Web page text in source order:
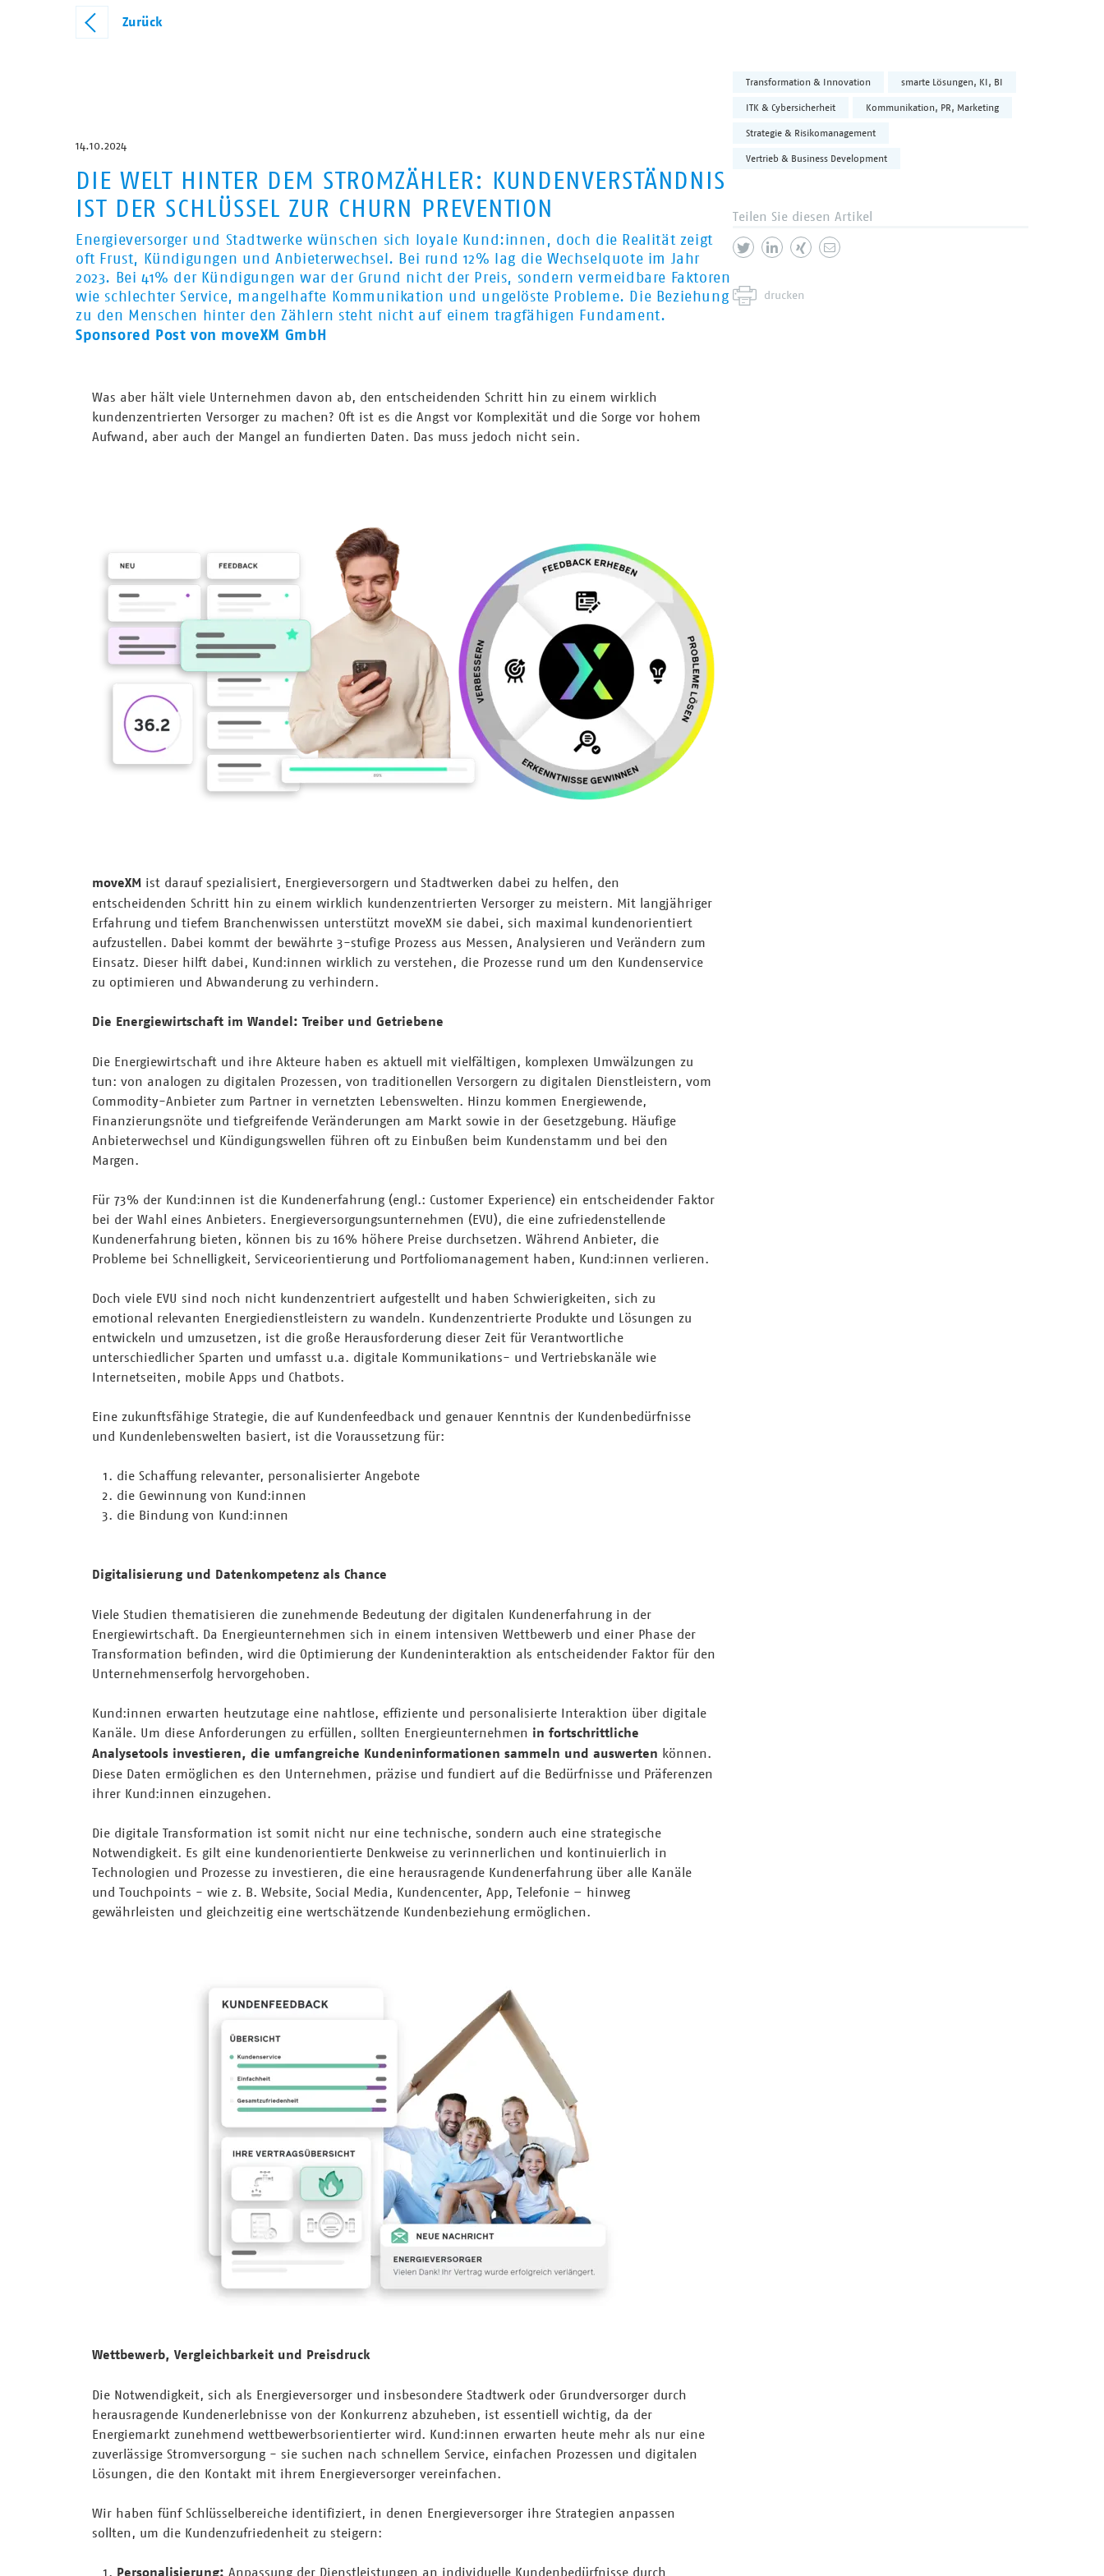
Zurück
14.10.2024
DIE WELT HINTER DEM STROMZÄHLER: KUNDENVERSTÄNDNIS
IST DER SCHLÜSSEL ZUR CHURN PREVENTION
Energieversorger und Stadtwerke wünschen sich loyale Kund:innen, doch die Realität zeigt
oft Frust, Kündigungen und Anbieterwechsel. Bei rund 12% lag die Wechselquote im Jahr
2023. Bei 41% der Kündigungen war der Grund nicht der Preis, sondern vermeidbare Faktoren
wie schlechter Service, mangelhafte Kommunikation und ungelöste Probleme. Die Beziehung
zu den Menschen hinter den Zählern steht nicht auf einem tragfähigen Fundament.
Sponsored Post von moveXM GmbH
Was aber hält viele Unternehmen davon ab, den entscheidenden Schritt hin zu einem wirklich
kundenzentrierten Versorger zu machen? Oft ist es die Angst vor Komplexität und die Sorge vor hohem
Aufwand, aber auch der Mangel an fundierten Daten. Das muss jedoch nicht sein.
moveXM ist darauf spezialisiert, Energieversorgern und Stadtwerken dabei zu helfen, den
entscheidenden Schritt hin zu einem wirklich kundenzentrierten Versorger zu meistern. Mit langjähriger
Erfahrung und tiefem Branchenwissen unterstützt moveXM sie dabei, sich maximal kundenorientiert
aufzustellen. Dabei kommt der bewährte 3-stufige Prozess aus Messen, Analysieren und Verändern zum
Einsatz. Dieser hilft dabei, Kund:innen wirklich zu verstehen, die Prozesse rund um den Kundenservice
zu optimieren und Abwanderung zu verhindern.
Die Energiewirtschaft im Wandel: Treiber und Getriebene
Die Energiewirtschaft und ihre Akteure haben es aktuell mit vielfältigen, komplexen Umwälzungen zu
tun: von analogen zu digitalen Prozessen, von traditionellen Versorgern zu digitalen Dienstleistern, vom
Commodity-Anbieter zum Partner in vernetzten Lebenswelten. Hinzu kommen Energiewende,
Finanzierungsnöte und tiefgreifende Veränderungen am Markt sowie in der Gesetzgebung. Häufige
Anbieterwechsel und Kündigungswellen führen oft zu Einbußen beim Kundenstamm und bei den
Margen.
Für 73% der Kund:innen ist die Kundenerfahrung (engl.: Customer Experience) ein entscheidender Faktor
bei der Wahl eines Anbieters. Energieversorgungsunternehmen (EVU), die eine zufriedenstellende
Kundenerfahrung bieten, können bis zu 16% höhere Preise durchsetzen. Während Anbieter, die
Probleme bei Schnelligkeit, Serviceorientierung und Portfoliomanagement haben, Kund:innen verlieren.
Doch viele EVU sind noch nicht kundenzentriert aufgestellt und haben Schwierigkeiten, sich zu
emotional relevanten Energiedienstleistern zu wandeln. Kundenzentrierte Produkte und Lösungen zu
entwickeln und umzusetzen, ist die große Herausforderung dieser Zeit für Verantwortliche
unterschiedlicher Sparten und umfasst u.a. digitale Kommunikations- und Vertriebskanäle wie
Internetseiten, mobile Apps und Chatbots.
Eine zukunftsfähige Strategie, die auf Kundenfeedback und genauer Kenntnis der Kundenbedürfnisse
und Kundenlebenswelten basiert, ist die Voraussetzung für:
die Schaffung relevanter, personalisierter Angebote
die Gewinnung von Kund:innen
die Bindung von Kund:innen
Digitalisierung und Datenkompetenz als Chance
Viele Studien thematisieren die zunehmende Bedeutung der digitalen Kundenerfahrung in der
Energiewirtschaft. Da Energieunternehmen sich in einem intensiven Wettbewerb und einer Phase der
Transformation befinden, wird die Optimierung der Kundeninteraktion als entscheidender Faktor für den
Unternehmenserfolg hervorgehoben.
Kund:innen erwarten heutzutage eine nahtlose, effiziente und personalisierte Interaktion über digitale
Kanäle. Um diese Anforderungen zu erfüllen, sollten Energieunternehmen in fortschrittliche
Analysetools investieren, die umfangreiche Kundeninformationen sammeln und auswerten können.
Diese Daten ermöglichen es den Unternehmen, präzise und fundiert auf die Bedürfnisse und Präferenzen
ihrer Kund:innen einzugehen.
Die digitale Transformation ist somit nicht nur eine technische, sondern auch eine strategische
Notwendigkeit. Es gilt eine kundenorientierte Denkweise zu verinnerlichen und kontinuierlich in
Technologien und Prozesse zu investieren, die eine herausragende Kundenerfahrung über alle Kanäle
und Touchpoints - wie z. B. Website, Social Media, Kundencenter, App, Telefonie – hinweg
gewährleisten und gleichzeitig eine wertschätzende Kundenbeziehung ermöglichen.
Wettbewerb, Vergleichbarkeit und Preisdruck
Die Notwendigkeit, sich als Energieversorger und insbesondere Stadtwerk oder Grundversorger durch
herausragende Kundenerlebnisse von der Konkurrenz abzuheben, ist essentiell wichtig, da der
Energiemarkt zunehmend wettbewerbsorientierter wird. Kund:innen erwarten heute mehr als nur eine
zuverlässige Stromversorgung - sie suchen nach schnellem Service, einfachen Prozessen und digitalen
Lösungen, die den Kontakt mit ihrem Energieversorger vereinfachen.
Wir haben fünf Schlüsselbereiche identifiziert, in denen Energieversorger ihre Strategien anpassen
sollten, um die Kundenzufriedenheit zu steigern:
Personalisierung: Anpassung der Dienstleistungen an individuelle Kundenbedürfnisse durch
Transformation & Innovation smarte Lösungen, KI, BI
ITK & Cybersicherheit Kommunikation, PR, Marketing
Strategie & Risikomanagement
Vertrieb & Business Development
Teilen Sie diesen Artikel
drucken